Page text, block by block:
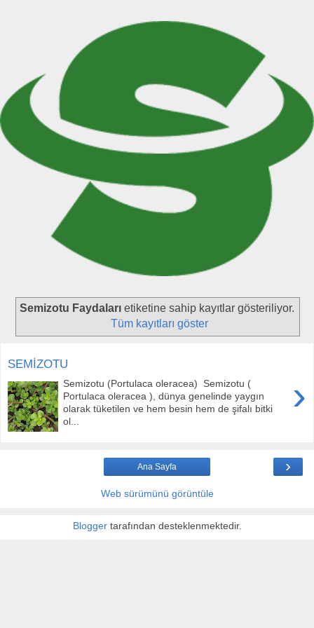
Semizotu Faydaları etiketine sahip kayıtlar gösteriliyor.
Tüm kayıtları göster
SEMİZOTU
›
Semizotu (Portulaca oleracea) Semizotu (
Portulaca oleracea ), dünya genelinde yaygın
olarak tüketilen ve hem besin hem de şifalı bitki
ol...
›
Ana Sayfa
Web sürümünü görüntüle
Bloggertarafından desteklenmektedir.